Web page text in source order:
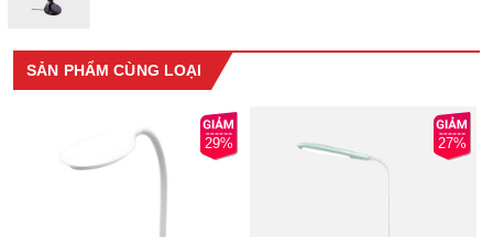
SẢN PHẨM CÙNG LOẠI
29% 27%